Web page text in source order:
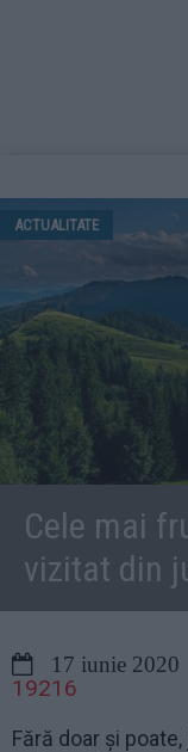
ACTUALITATE
Cele mai
vizitat din
17 iunie 2020
19216
Fără doar și